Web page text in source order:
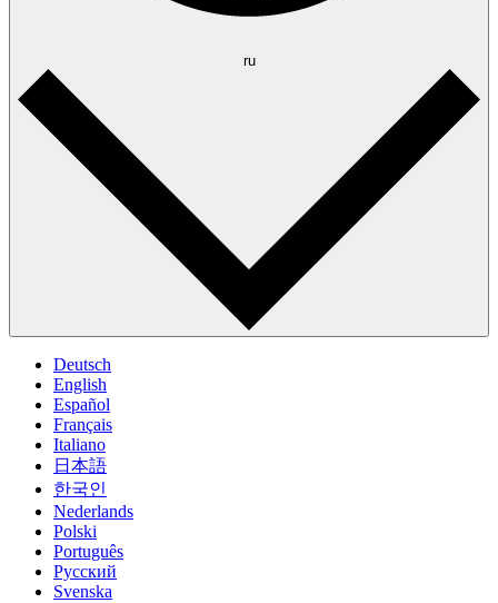
ru
Deutsch
English
Español
Français
Italiano
日本語
한국인
Nederlands
Polski
Português
Pусский
Svenska